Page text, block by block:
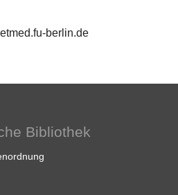
berlin.de
Bibliothek